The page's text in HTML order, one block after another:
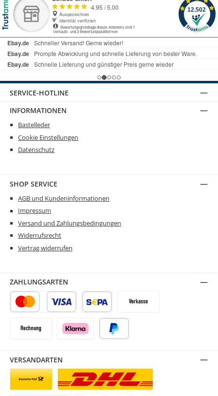
SERVICE-HOTLINE
INFORMATIONEN
Bastelleder
Cookie Einstellungen
Datenschutz
SHOP SERVICE
AGB und Kundeninformationen
Impressum
Versand und Zahlungsbedingungen
Widerrufsrecht
Vertrag widerrufen
VERSANDARTEN
ZAHLUNGSARTEN
SEPA LastschriftVorkasse